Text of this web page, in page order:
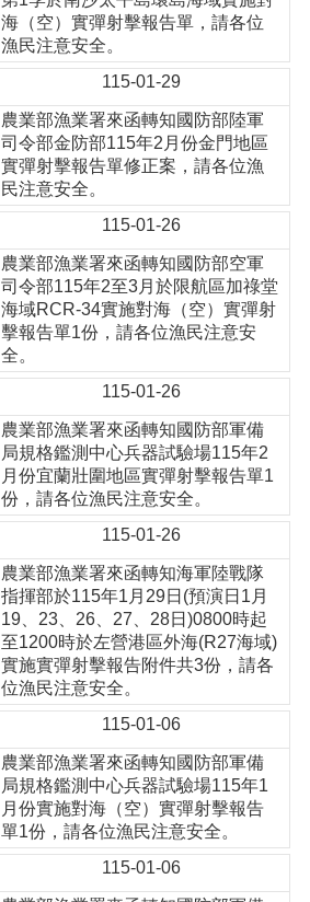
海（空）實彈射擊報告單，請各位
漁民注意安全。
115-01-29
農業部漁業署來函轉知國防部陸軍
司令部金防部115年2月份金門地區
實彈射擊報告單修正案，請各位漁
民注意安全。
115-01-26
農業部漁業署來函轉知國防部空軍
司令部115年2至3月於限航區加祿堂
海域RCR-34實施對海（空）實彈射
擊報告單1份，請各位漁民注意安
全。
115-01-26
農業部漁業署來函轉知國防部軍備
局規格鑑測中心兵器試驗場115年2
月份宜蘭壯圍地區實彈射擊報告單1
份，請各位漁民注意安全。
115-01-26
農業部漁業署來函轉知海軍陸戰隊
指揮部於115年1月29日(預演日1月
19、23、26、27、28日)0800時起
至1200時於左營港區外海(R27海域)
實施實彈射擊報告附件共3份，請各
位漁民注意安全。
115-01-06
農業部漁業署來函轉知國防部軍備
局規格鑑測中心兵器試驗場115年1
月份實施對海（空）實彈射擊報告
單1份，請各位漁民注意安全。
115-01-06